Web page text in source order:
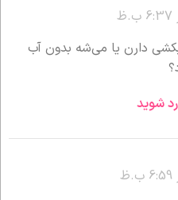
دارن یا می‌شه بدون آب
شوید